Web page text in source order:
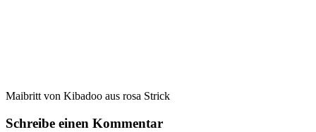
Maibritt von Kibadoo aus rosa Strick
Schreibe einen Kommentar